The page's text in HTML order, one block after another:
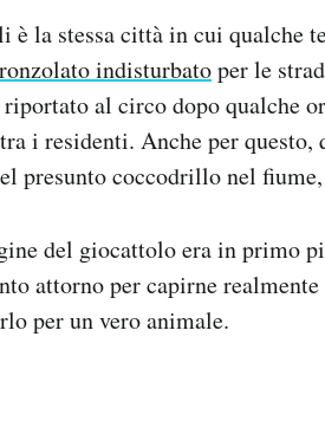
è la stessa città in cui qualche
indisturbatoper le
riportato al circo dopo qualche
i residenti. Anche per
presunto coccodrillo nel
del giocattolo era in primo
attorno per capirne
per un vero animale.